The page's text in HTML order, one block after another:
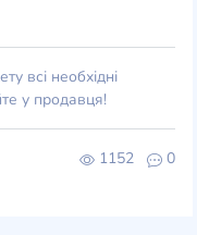
всі необхідні
у продавця!
1152 0